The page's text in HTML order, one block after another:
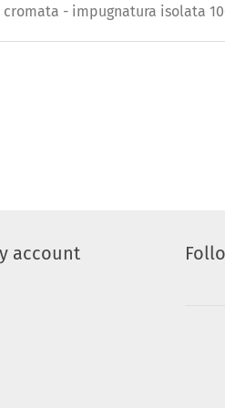
- impugnatura isolata
account